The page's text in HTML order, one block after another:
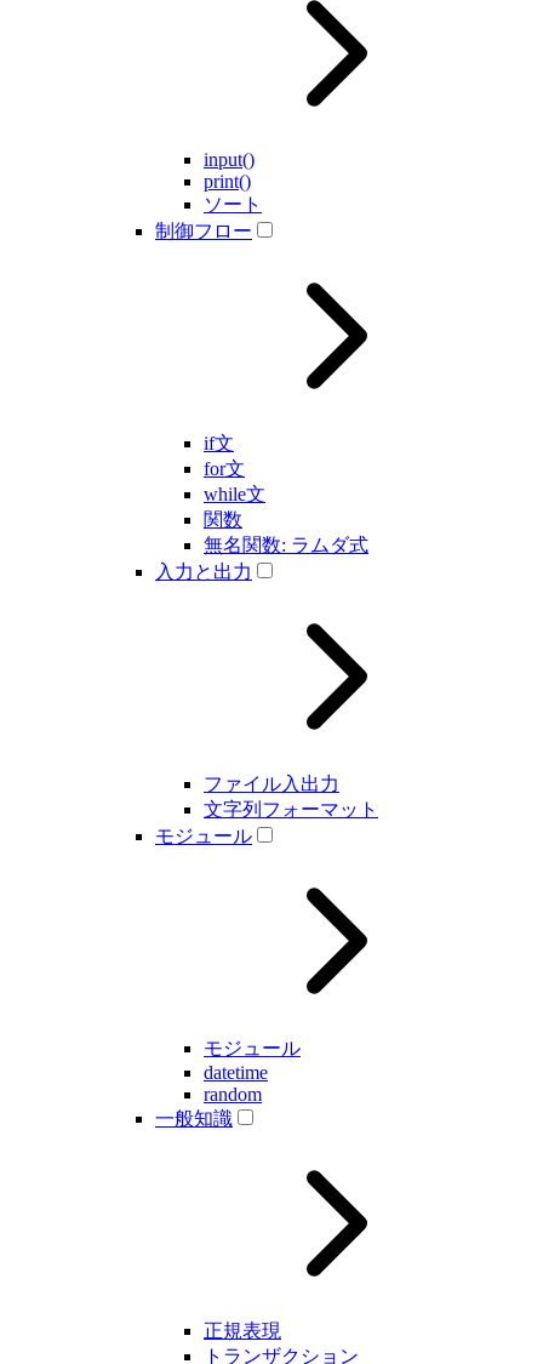
input()
print()
ソート
制御フロー
if文
for文
while文
関数
無名関数: ラムダ式
入力と出力
ファイル入出力
文字列フォーマット
モジュール
モジュール
datetime
random
一般知識
正規表現
トランザクション